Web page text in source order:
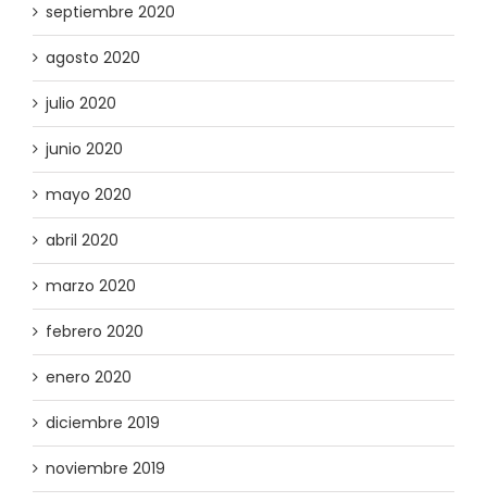
septiembre 2020
agosto 2020
julio 2020
junio 2020
mayo 2020
abril 2020
marzo 2020
febrero 2020
enero 2020
diciembre 2019
noviembre 2019